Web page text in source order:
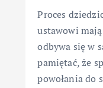
Proces
ustawowi
odbywa się w
pamiętać, że
powołania do